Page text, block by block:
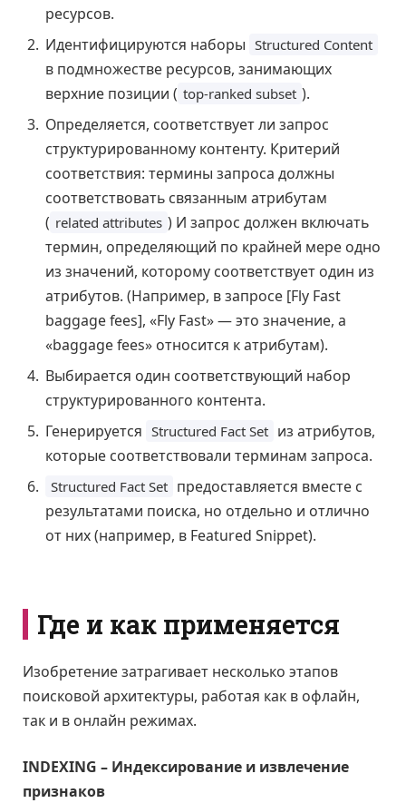
ресурсов.
Идентифицируются наборы Structured Content
в подмножестве ресурсов, занимающих
верхние позиции ( top-ranked subset ).
Определяется, соответствует ли запрос
структурированному контенту. Критерий
соответствия: термины запроса должны
соответствовать связанным атрибутам
( related attributes ) И запрос должен включать
термин, определяющий по крайней мере одно
из значений, которому соответствует один из
атрибутов. (Например, в запросе [Fly Fast
baggage fees], «Fly Fast» — это значение, а
«baggage fees» относится к атрибутам).
Выбирается один соответствующий набор
структурированного контента.
Генерируется Structured Fact Set из атрибутов,
которые соответствовали терминам запроса.
Structured Fact Set предоставляется вместе с
результатами поиска, но отдельно и отлично
от них (например, в Featured Snippet).
Где и как применяется
Изобретение затрагивает несколько этапов
поисковой архитектуры, работая как в офлайн,
так и в онлайн режимах.
INDEXING – Индексирование и извлечение
признаков